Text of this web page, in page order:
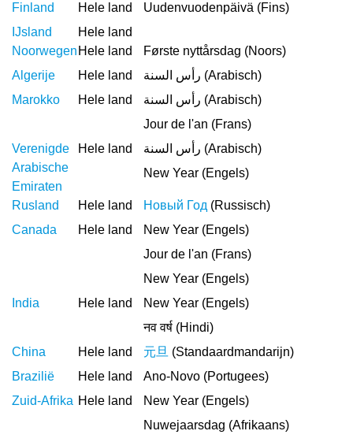
Finland
Hele land
Uudenvuodenpäivä (Fins)
IJsland
Hele land
Noorwegen Hele land
Første nyttårsdag (Noors)
Algerije
Hele land
رأس السنة (Arabisch)
Marokko
Hele land
رأس السنة (Arabisch)
Jour de l'an (Frans)
Verenigde
Arabische
Emiraten
Hele land
رأس السنة (Arabisch)
New Year (Engels)
Rusland Hele land Новый Год (Russisch)
Canada
Hele land
New Year (Engels)
Jour de l'an (Frans)
New Year (Engels)
India
Hele land
New Year (Engels)
नव वर्ष (Hindi)
China
Hele land 元旦 (Standaardmandarijn)
Brazilië
Hele land
Ano-Novo (Portugees)
Zuid-Afrika Hele land
New Year (Engels)
Nuwejaarsdag (Afrikaans)